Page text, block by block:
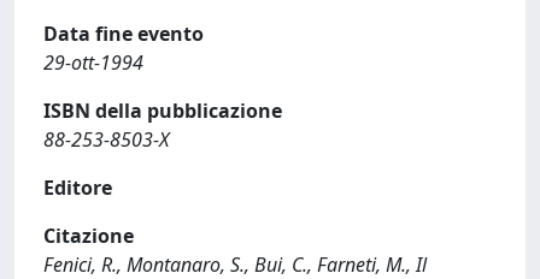
Data fine evento
29-ott-1994
ISBN della pubblicazione
88-253-8503-X
Editore
Citazione
Fenici, R., Montanaro, S., Bui, C., Farneti, M., Il